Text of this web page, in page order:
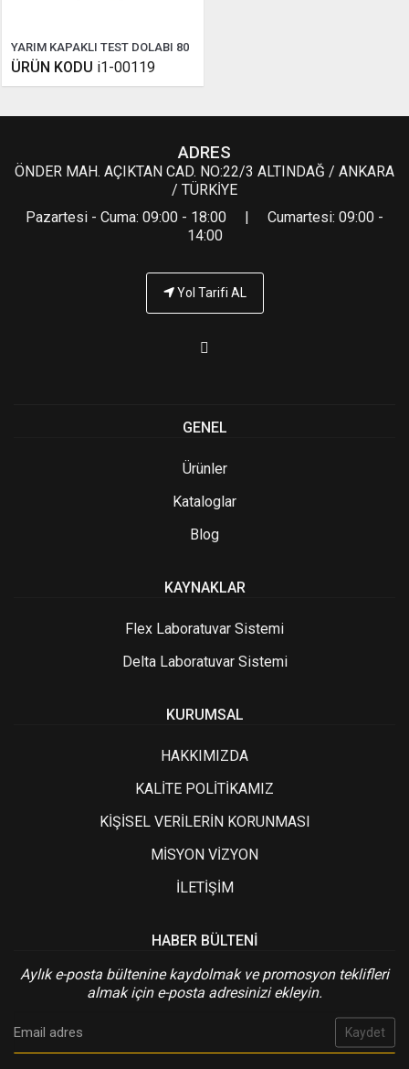
YARIM KAPAKLI TEST DOLABI 80
ÜRÜN KODU i1-00119
ADRES
ÖNDER MAH. AÇIKTAN CAD. NO:22/3 ALTINDAĞ / ANKARA
/ TÜRKİYE
Pazartesi - Cuma: 09:00 - 18:00 | Cumartesi: 09:00 -
14:00
Yol Tarifi AL
GENEL
Ürünler
Kataloglar
Blog
KAYNAKLAR
Flex Laboratuvar Sistemi
Delta Laboratuvar Sistemi
KURUMSAL
HAKKIMIZDA
KALİTE POLİTİKAMIZ
KİŞİSEL VERİLERİN KORUNMASI
MİSYON VİZYON
İLETİŞİM
HABER BÜLTENI
Aylık e-posta bültenine kaydolmak ve promosyon teklifleri
almak için e-posta adresinizi ekleyin.
Kaydet